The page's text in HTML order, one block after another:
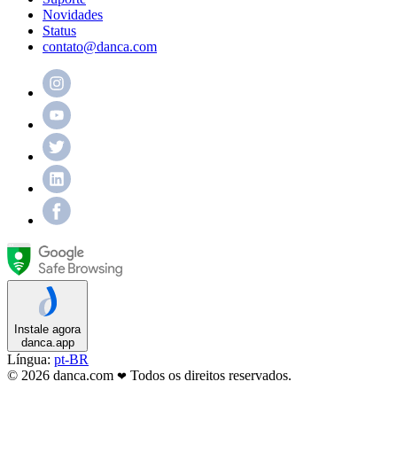
Novidades
Status
contato@danca.com
Instale agora
danca.app
Língua: pt-BR
© 2026 danca.com ❤ Todos os direitos reservados.